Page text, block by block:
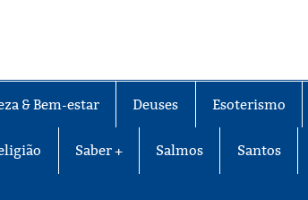
& Bem-estar Deuses Esoterismo
Saber + Salmos Santos